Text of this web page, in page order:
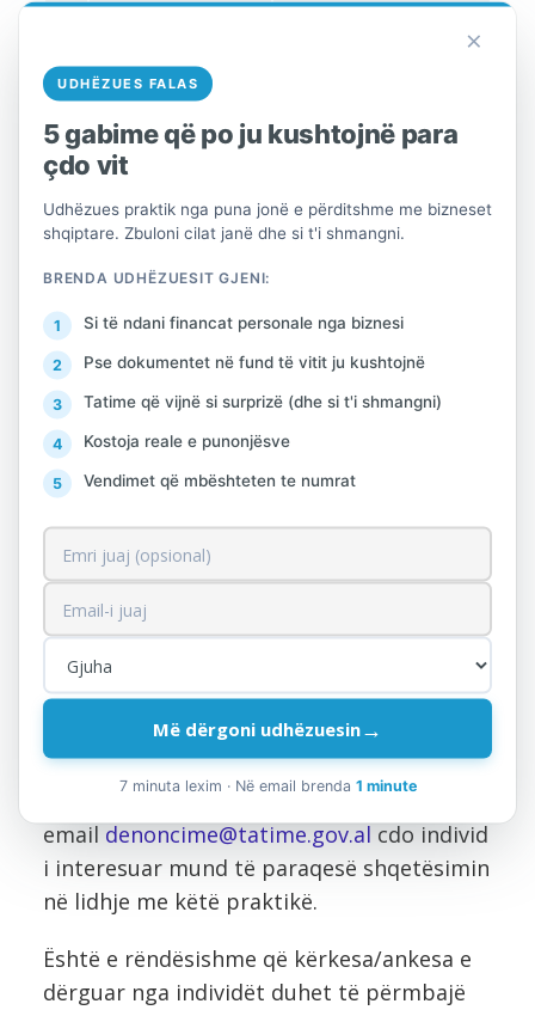
8 Korça
9
gov.al
10 Shkodra
11 Dibra
ssht_Diber@tatime.
gov.al
12 Gjirokastra
ssht_Gjirokaster@ta
13 Kukësi
ssht_Kukes@tatime.
14 Saranda
ssht_Sarande@tati
me.gov.al
Gjithashtu, nëpërmjet adresës
email denoncime@tatime.gov.al cdo individ
i interesuar mund të paraqesë shqetësimin
në lidhje me këtë praktikë.
Është e rëndësishme që kërkesa/ankesa e
dërguar nga individët duhet të përmbajë
×
UDHËZUES FALAS
5 gabime që po ju kushtojnë para
çdo vit
Udhëzues praktik nga puna jonë e përditshme me bizneset
shqiptare. Zbuloni cilat janë dhe si t'i shmangni.
BRENDA UDHËZUESIT GJENI:
Si të ndani financat personale nga biznesi
Pse dokumentet në fund të vitit ju kushtojnë
Tatime që vijnë si surprizë (dhe si t'i shmangni)
Kostoja reale e punonjësve
Vendimet që mbështeten te numrat
Më dërgoni udhëzuesin→
7 minuta lexim · Në email brenda 1 minute